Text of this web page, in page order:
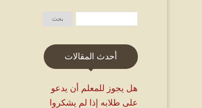
أحدث المقالات
هل يجوز للمعلم أن يدعو
على طلابه إذا لم يشكروا